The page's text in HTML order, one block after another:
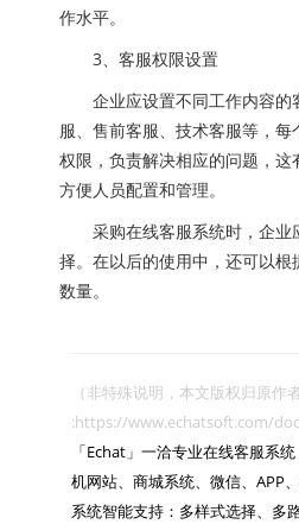
作水平。
3、客服权限设置
企业应设置不同工作内容的
服、售前客服、技术客服等，
权限，负责解决相应的问题，这
方便人员配置和管理。
采购在线客服系统时，企业
择。在以后的使用中，还可以根
数量。
（非特殊说明，本文版权归原作
:https://www.echatsoft.com/
「Echat」一洽专业在线客服系
机网站、商城系统、微信、APP
系统智能支持：多样式选择、多